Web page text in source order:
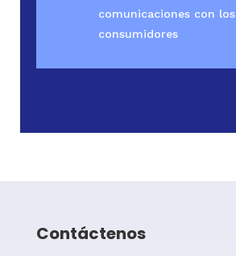
comunicaciones con los
consumidores
Contáctenos